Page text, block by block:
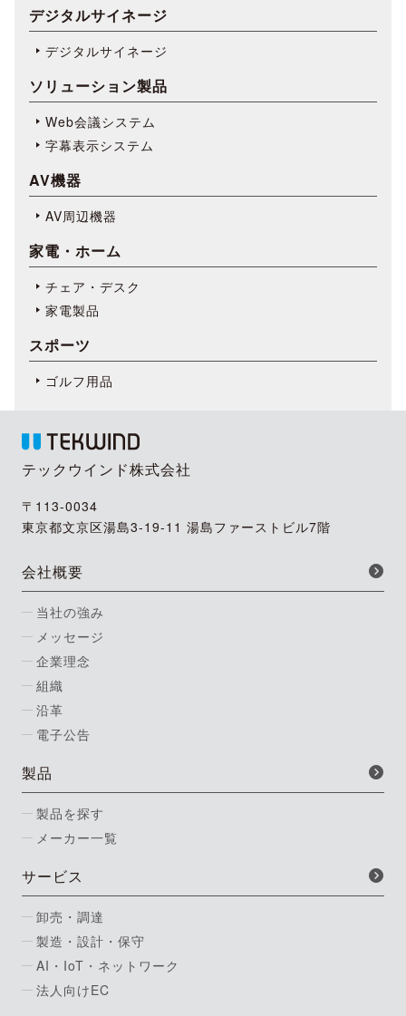
デジタルサイネージ
デジタルサイネージ
ソリューション製品
Web会議システム
字幕表⽰システム
AV機器
AV周辺機器
家電・ホーム
チェア・デスク
家電製品
スポーツ
ゴルフ用品
テックウインド株式会社
〒113-0034
東京都文京区湯島3-19-11 湯島ファーストビル7階
会社概要
当社の強み
メッセージ
企業理念
組織
沿革
電子公告
製品
製品を探す
メーカー一覧
サービス
卸売・調達
製造・設計・保守
AI・IoT・ネットワーク
法人向けEC